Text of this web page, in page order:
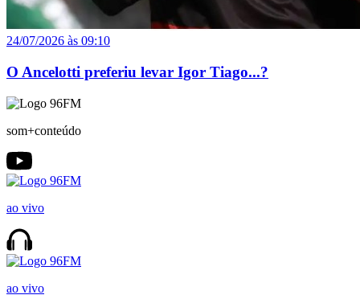
24/07/2026 às 09:10
O Ancelotti preferiu levar Igor Tiago...?
som+conteúdo
ao vivo
ao vivo